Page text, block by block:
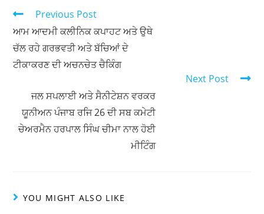
s
A
p
p
e
b
o
o
k
er
Previous Post
ਆਮ ਆਦਮੀ ਕਲੀਨਿਕ ਕਪਾਹਟ ਅਤੇ ਉਥੇ
ਚੱਲ ਰਹੇ ਗਰਭਵਤੀ ਅਤੇ ਬੱਚਿਆਂ ਦੇ
ਟੀਕਾਕਰਣ ਦੀ ਅਚਨਚੇਤ ਚੈਕਿੰਗ
Next Post
ਜਲ ਸਪਲਾਈ ਅਤੇ ਸੈਨੀਟੇਸ਼ਨ ਵਰਕਰ
ਯੂਨੀਅਨ ਪੰਜਾਬ ਰਜਿ 26 ਦੀ ਸਬ ਕਮੇਟੀ
ਚੇਅਰਮੈਨ ਹਰਪਾਲ ਸਿੰਘ ਚੀਮਾ ਨਾਲ ਹੋਈ
ਮੀਟਿੰਗ
YOU MIGHT ALSO LIKE